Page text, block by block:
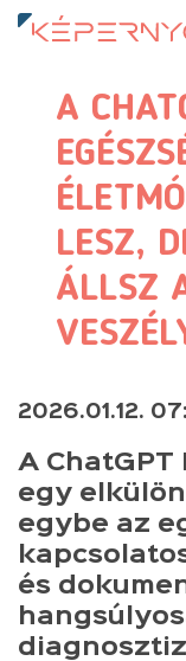
A
LESZ,
ÁLLSZ
2026.01.12.
A ChatGPT
egy
egybe az
és